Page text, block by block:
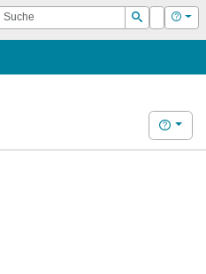
Suche
Suchen
Login Hilfe
Hilfe